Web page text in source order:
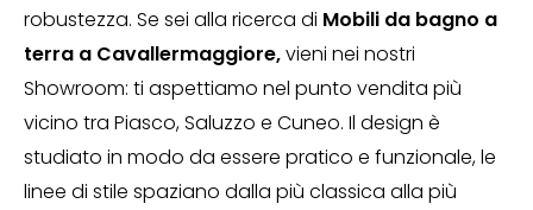
robustezza. Se sei alla ricerca di Mobili da bagno a
terra a Cavallermaggiore,vieni nei nostri
Showroom: ti aspettiamo nel punto vendita più
vicino tra Piasco, Saluzzo e Cuneo. Il design è
studiato in modo da essere pratico e funzionale, le
linee di stile spaziano dalla più classica alla più